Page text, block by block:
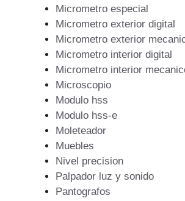
Micrometro especial
Micrometro exterior digital
Micrometro exterior
Micrometro interior digital
Micrometro interior
Microscopio
Modulo hss
Modulo hss-e
Moleteador
Muebles
Nivel precision
Palpador luz y sonido
Pantografos